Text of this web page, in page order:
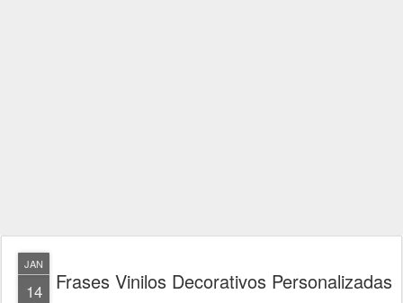
JAN
14 Frases Vinilos Decorativos Personalizadas